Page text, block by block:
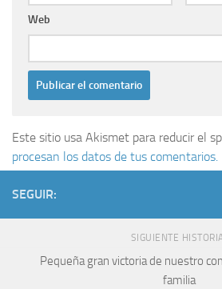
Web
Este sitio usa Akismet para reducir el
procesan los datos de tus comentarios.
SEGUIR:
SIGUIENTE
Pequeña gran victoria de nuestro
familia